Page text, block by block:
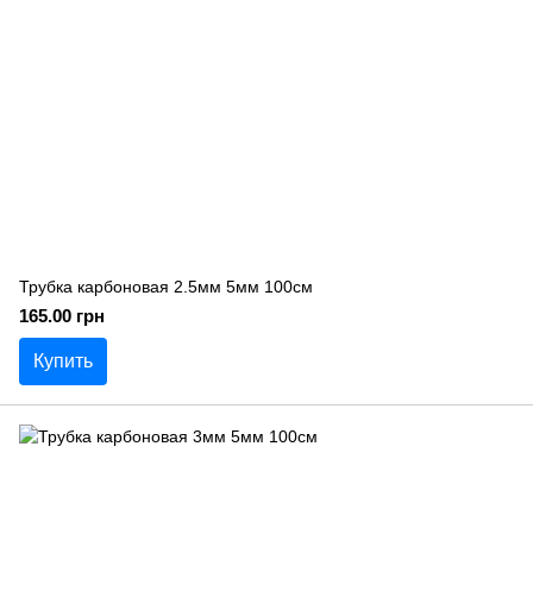
Трубка карбоновая 2.5мм 5мм 100см
165.00 грн
Купить